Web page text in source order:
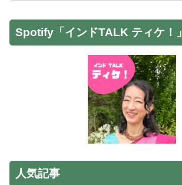
Spotify「インドTALK ティケ！」
人気記事